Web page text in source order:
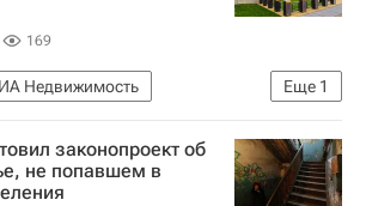
169
Еще 1
Недвижимость
законопроект об
не попавшем в